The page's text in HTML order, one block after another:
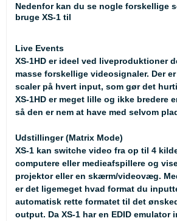
Nedenfor kan du se nogle forskellige
bruge XS-1 til
Live Events
XS-1HD er ideel ved liveproduktioner
masse forskellige videosignaler. Der
scaler på hvert input, som gør det
XS-1HD er meget lille og ikke bredere
så den er nem at have med selvom
Udstillinger (Matrix Mode)
XS-1 kan switche video fra op til 4
computere eller medieafspillere og
projektor eller en skærm/videovæg.
er det ligemeget hvad format du
automatisk rette formatet til det
output. Da XS-1 har en EDID emulator